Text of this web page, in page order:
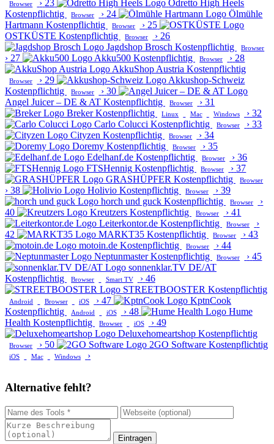
Browser › 23
Odretto High Heels
Kostenpflichtig
Browser › 24
Ölmühle
Hartmann Kostenpflichtig Browser › 25
OSTKÜSTE Kostenpflichtig Browser › 26
Jagdshop Brosch Kostenpflichtig Browser
› 27 Akku500 Kostenpflichtig Browser › 28
AkkuShop Austria Kostenpflichtig
Browser › 29
Akkushop-Schweiz
Kostenpflichtig
Browser › 30
Angel Juicer – DE & AT Kostenpflichtig Browser › 31
Breker Kostenpflichtig Linux Mac Windows › 32
Carlo Colucci Kostenpflichtig Browser › 33
Cityzen Kostenpflichtig Browser › 34
Doremy Kostenpflichtig Browser › 35
Edelhanf.de Kostenpflichtig Browser › 36
FTSHennig Kostenpflichtig Browser › 37
GRASHÜPFER Kostenpflichtig Browser
› 38 Holivio Kostenpflichtig Browser › 39
horch und guck Kostenpflichtig Browser
›
40
Kreutzers Kostenpflichtig Browser › 41
Leiterkontor.de Kostenpflichtig Browser
›
42
MARKT35 Kostenpflichtig Browser › 43
motoin.de Kostenpflichtig Browser › 44
Neptunmaster Kostenpflichtig Browser › 45
sonnenklar.TV DE/AT
Kostenpflichtig
Browser Smart TV › 46
STREETBOOSTER Kostenpflichtig
Android Browser iOS › 47
KptnCook
Kostenpflichtig
Android iOS › 48
Hume
Health Kostenpflichtig Browser iOS › 49
Deluxehomeartshop Kostenpflichtig
Browser › 50 2GO Software Kostenpflichtig
iOS Mac Windows ›
Alternative fehlt?
Eintragen